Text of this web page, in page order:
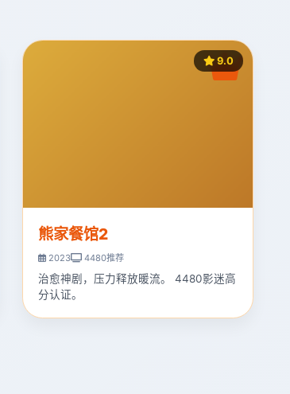
9.0
熊家餐馆2
2023 4480推荐
治愈神剧，压力释放暖流。 4480影迷高
分认证。